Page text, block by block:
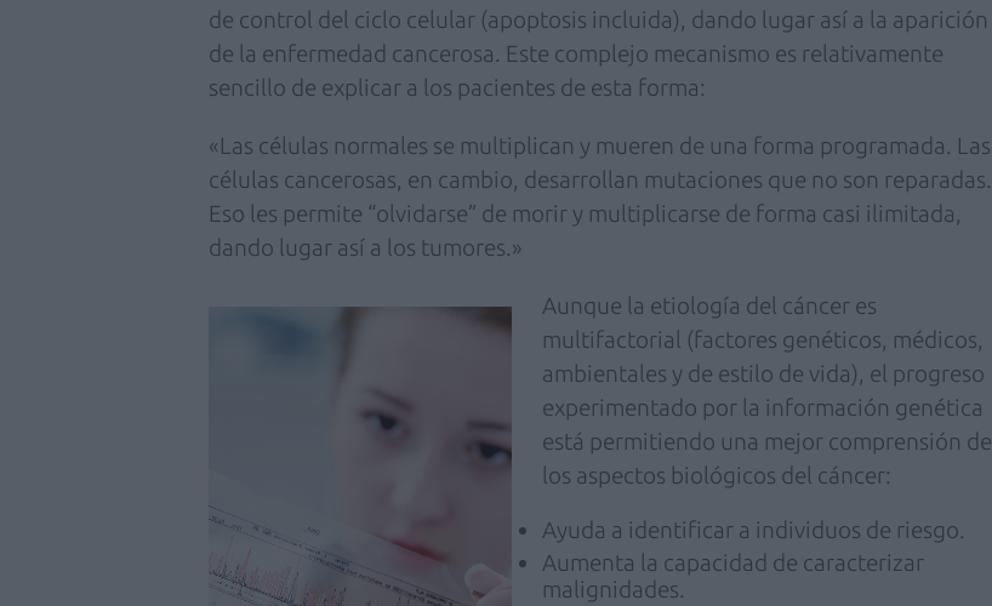
de control del ciclo celular (apoptosis incluida), dando lugar así a la aparición
de la enfermedad cancerosa. Este complejo mecanismo es relativamente
sencillo de explicar a los pacientes de esta forma:
«Las células normales se multiplican y mueren de una forma programada. Las
células cancerosas, en cambio, desarrollan mutaciones que no son reparadas.
Eso les permite “olvidarse” de morir y multiplicarse de forma casi ilimitada,
dando lugar así a los tumores.»
Aunque la etiología del cáncer es
multifactorial (factores genéticos, médicos,
ambientales y de estilo de vida), el progreso
experimentado por la información genética
está permitiendo una mejor comprensión de
los aspectos biológicos del cáncer:
Ayuda a identificar a individuos de riesgo.
Aumenta la capacidad de caracterizar
malignidades.